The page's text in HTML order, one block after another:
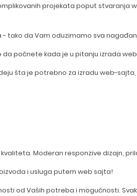
projekata poput stvaranja
tako da Vam oduzimamo sva
počnete kada je u pitanju izrada
šta je potrebno za izradu web-
Moderan responzive dizajn,
i usluga putem web sajta!
od Vaših potreba i mogućnosti.